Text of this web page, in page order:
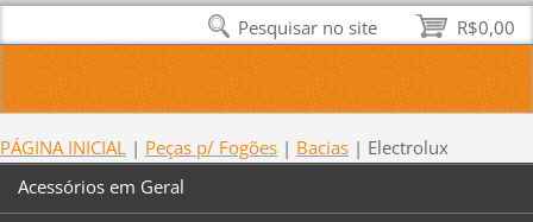
PÁGINA INICIAL | Peças p/ Fogões | Bacias | Electrolux
Acessórios em Geral
R$0,00
Pesquisar no site